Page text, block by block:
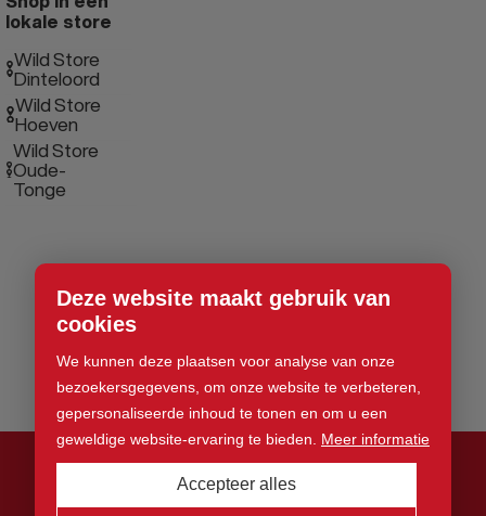
Deze website maakt gebruik van
cookies
We kunnen deze plaatsen voor analyse van onze
bezoekersgegevens, om onze website te verbeteren,
gepersonaliseerde inhoud te tonen en om u een
geweldige website-ervaring te bieden. Meer informatie
Accepteer alles
lokale store
Wild Store
Dinteloord
Wild Store
Hoeven
Wild Store
Oude-
Tonge
© 2026 Wild Store. Alle rechten voorbehouden